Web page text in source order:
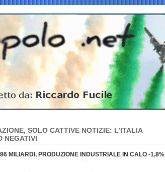
SOLO CATTIVE NOTIZIE: L’ITALIA
NEGATIVI
MILIARDI, PRODUZIONE INDUSTRIALE IN CALO -1,8%